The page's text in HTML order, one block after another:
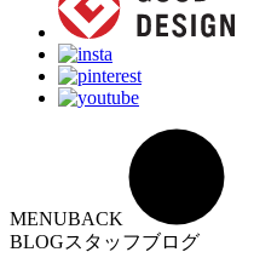
MENUBACK
BLOGスタッフブログ